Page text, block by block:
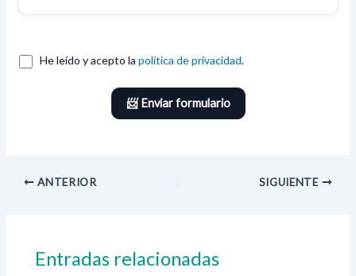
He leído y acepto la política de privacidad.
ANTERIOR SIGUIENTE
Entradas relacionadas